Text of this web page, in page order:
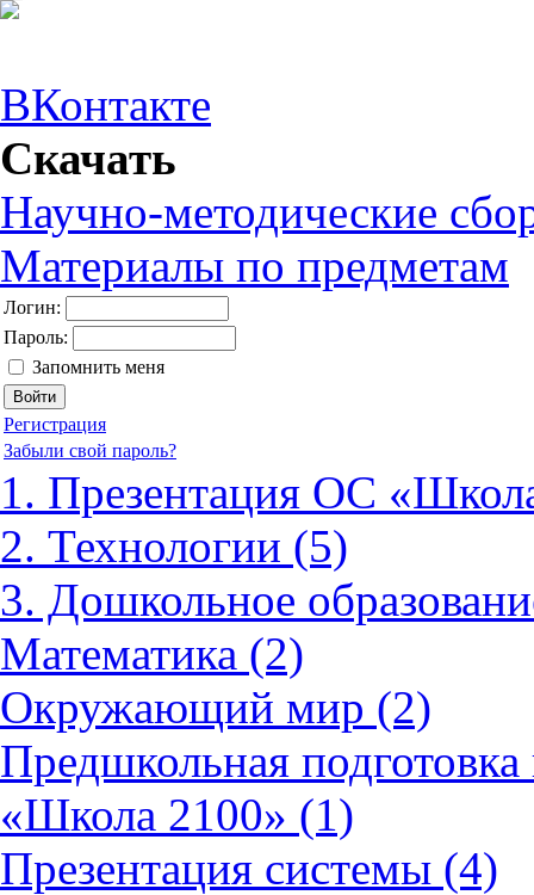
ВКонтакте
Скачать
Научно-методические
Материалы по предметам
Логин:
Пароль:
Запомнить меня
Регистрация
Забыли свой пароль?
1. Презентация ОС
2. Технологии (5)
3. Дошкольное
Математика (2)
Окружающий мир (2)
Предшкольная
«Школа 2100» (1)
Презентация системы (4)